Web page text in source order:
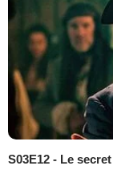
S03E12 - Le